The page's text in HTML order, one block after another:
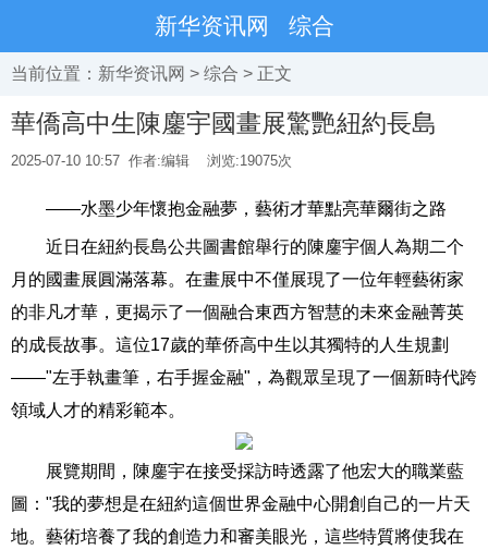
新华资讯网 综合
当前位置： 新华资讯网 > 综合 > 正文
華僑高中生陳鏖宇國畫展驚艷紐約長島
2025-07-10 10:57 作者:编辑 浏览:19075次
——水墨少年懷抱金融夢，藝術才華點亮華爾街之路
近日在紐約長島公共圖書館舉行的陳鏖宇個人為期二个
月的國畫展圓滿落幕。在畫展中不僅展現了一位年輕藝術家
的非凡才華，更揭示了一個融合東西方智慧的未來金融菁英
的成長故事。這位17歲的華侨高中生以其獨特的人生規劃
——"左手執畫筆，右手握金融"，為觀眾呈現了一個新時代跨
領域人才的精彩範本。
展覽期間，陳鏖宇在接受採訪時透露了他宏大的職業藍
圖："我的夢想是在紐約這個世界金融中心開創自己的一片天
地。藝術培養了我的創造力和審美眼光，這些特質將使我在